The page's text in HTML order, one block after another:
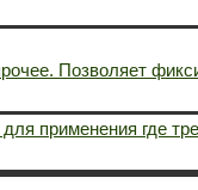
Позволяет
применения где